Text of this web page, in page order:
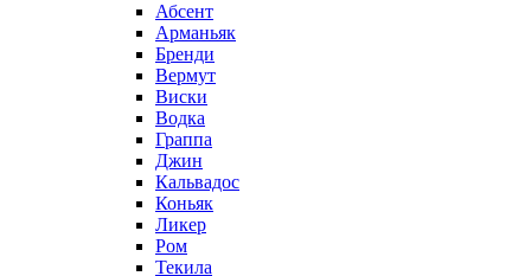
Абсент
Арманьяк
Бренди
Вермут
Виски
Водка
Граппа
Джин
Кальвадос
Коньяк
Ликер
Ром
Текила